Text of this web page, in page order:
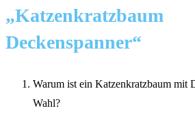
„Katzenkratzbaum
Deckenspanner“
Warum ist ein Katzenkratzbaum mit
Wahl?